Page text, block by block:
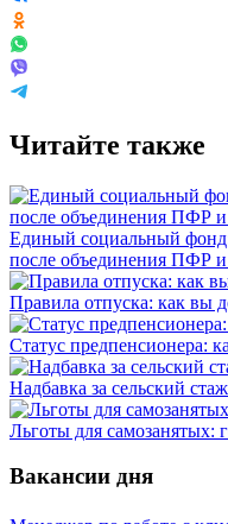
Читайте также
Единый социальный фонд:
после объединения ПФР
Правила отпуска: как вы
Статус предпенсионера:
Надбавка за сельский
Льготы для самозанятых:
Вакансии дня